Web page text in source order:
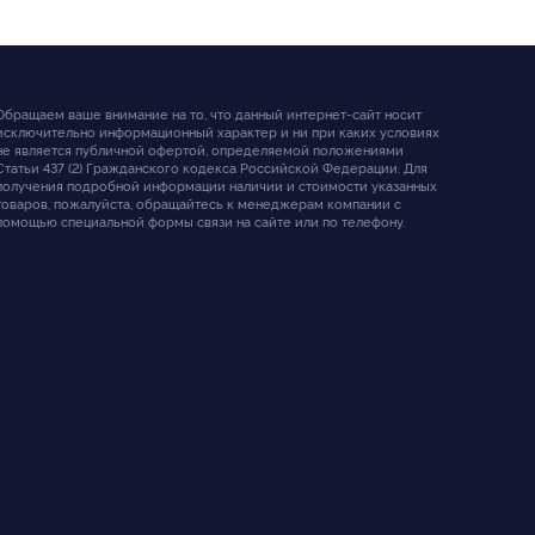
ваше внимание на то, что данный интернет-сайт носит
информационный характер и ни при каких условиях
является публичной офертой, определяемой положениями
437 (2) Гражданского кодекса Российской Федерации. Для
подробной информации наличии и стоимости указанных
пожалуйста, обращайтесь к менеджерам компании с
специальной формы связи на сайте или по телефону.